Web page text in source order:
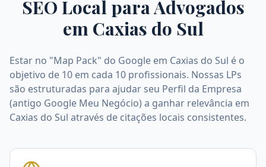
SEO Local para Advogados
em Caxias do Sul
Estar no "Map Pack" do Google em Caxias do Sul é o
objetivo de 10 em cada 10 profissionais. Nossas LPs
são estruturadas para ajudar seu Perfil da Empresa
(antigo Google Meu Negócio) a ganhar relevância em
Caxias do Sul através de citações locais consistentes.